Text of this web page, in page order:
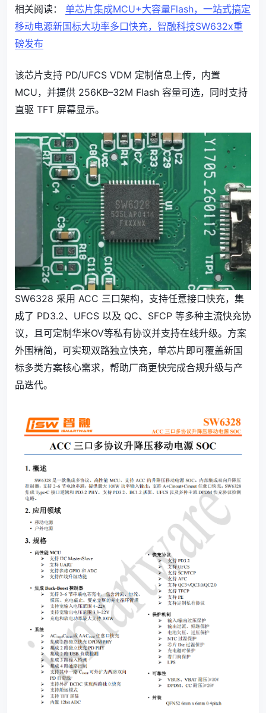
相关阅读： 单芯片集成MCU+大容量Flash，一站式搞定
移动电源新国标大功率多口快充，智融科技SW632x重
磅发布
该芯片支持 PD/UFCS VDM 定制信息上传，内置
MCU，并提供 256KB–32M Flash 容量可选，同时支持
直驱 TFT 屏幕显示。
SW6328 采用 ACC 三口架构，支持任意接口快充，集
成了 PD3.2、UFCS 以及 QC、SFCP 等多种主流快充协
议，且可定制华米OV等私有协议并支持在线升级。方案
外围精简，可实现双路独立快充，单芯片即可覆盖新国
标多类方案核心需求，帮助厂商更快完成合规升级与产
品迭代。